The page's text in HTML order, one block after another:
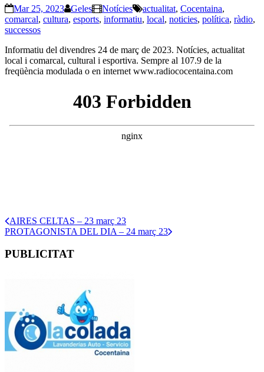
Mar 25, 2023 Geles Notícies actualitat, Cocentaina,
comarcal, cultura, esports, informatiu, local, noticies, política, ràdio,
successos
Informatiu del divendres 24 de març de 2023. Notícies, actualitat
local i comarcal, cultural i esportiva. Sempre al 107.9 de la
freqüència modulada o en internet www.radiococentaina.com
AIRES CELTAS – 23 març 23
PROTAGONISTA DEL DIA – 24 març 23
PUBLICITAT